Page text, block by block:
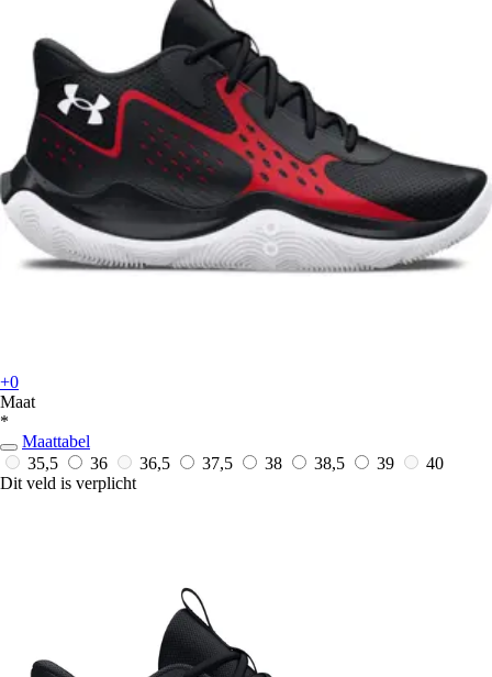
+0
Maat
*
Maattabel
35,5
36 36,5 37,5 38 38,5 39
40
Dit veld is verplicht